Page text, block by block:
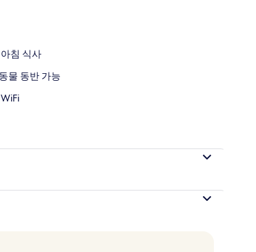
침 식사
물 동반 가능